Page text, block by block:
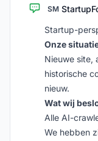
SM
Startup-
Onze
Nieuwe site,
historische
nieuw.
Wat wij
Alle AI-
We hebben